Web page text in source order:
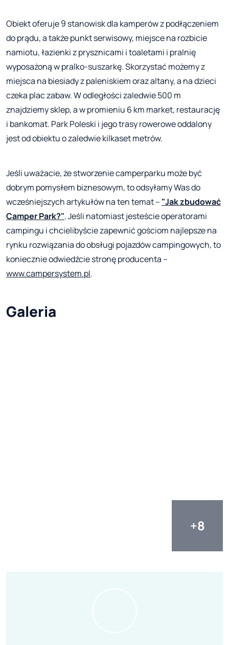
Obiekt oferuje 9 stanowisk dla kamperów z podłączeniem
do prądu, a także punkt serwisowy, miejsce na rozbicie
namiotu, łazienki z prysznicami i toaletami i pralnię
wyposażoną w pralko-suszarkę. Skorzystać możemy z
miejsca na biesiady z paleniskiem oraz altany, a na dzieci
czeka plac zabaw. W odległości zaledwie 500 m
znajdziemy sklep, a w promieniu 6 km market, restaurację
i bankomat. Park Poleski i jego trasy rowerowe oddalony
jest od obiektu o zaledwie kilkaset metrów.
Jeśli uważacie, że stworzenie camperparku może być
dobrym pomysłem biznesowym, to odsyłamy Was do
wcześniejszych artykułów na ten temat – "Jak zbudować
Camper Park?". Jeśli natomiast jesteście operatorami
campingu i chcielibyście zapewnić gościom najlepsze na
rynku rozwiązania do obsługi pojazdów campingowych, to
koniecznie odwiedźcie stronę producenta –
www.campersystem.pl.
Galeria